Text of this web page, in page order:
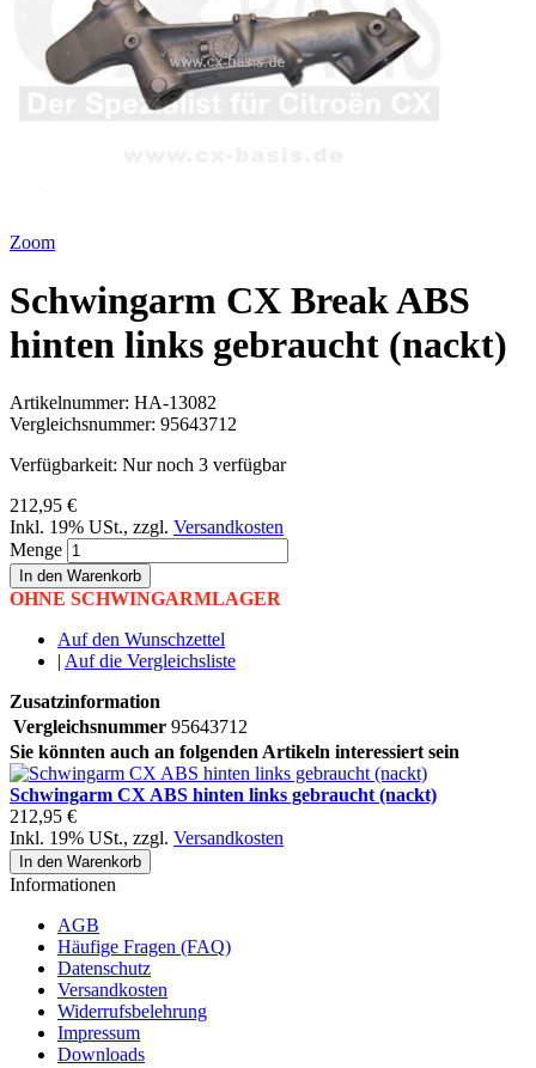
Zoom
Schwingarm CX Break ABS
hinten links gebraucht (nackt)
Artikelnummer: HA-13082
Vergleichsnummer: 95643712
Verfügbarkeit: Nur noch 3 verfügbar
212,95 €
Inkl. 19% USt., zzgl. Versandkosten
Menge
In den Warenkorb
OHNE SCHWINGARMLAGER
Auf den Wunschzettel
| Auf die Vergleichsliste
Zusatzinformation
Vergleichsnummer 95643712
Sie könnten auch an folgenden Artikeln interessiert sein
Schwingarm CX ABS hinten links gebraucht (nackt)
212,95 €
Inkl. 19% USt., zzgl. Versandkosten
In den Warenkorb
Informationen
AGB
Häufige Fragen (FAQ)
Datenschutz
Versandkosten
Widerrufsbelehrung
Impressum
Downloads